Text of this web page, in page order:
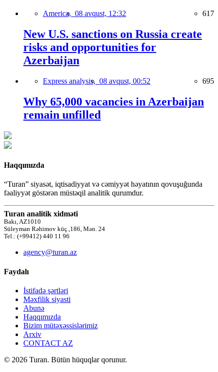
America, 08 avqust, 12:32 617
New U.S. sanctions on Russia create
risks and opportunities for
Azerbaijan
Express analysis, 08 avqust, 00:52 695
Why 65,000 vacancies in Azerbaijan
remain unfilled
Haqqımızda
“Turan” siyasət, iqtisadiyyat və cəmiyyət həyatının qovuşuğunda
fəaliyyət göstərən müstəqil analitik qurumdur.
Turan analitik xidməti
Bakı, AZ1010
Süleyman Rəhimov küç.,186, Mən. 24
Tel.: (+99412) 440 11 96
agency@turan.az
Faydalı
İstifadə şərtləri
Məxfilik siyasti
Abunə
Haqqımızda
Bizim mütəxəssislərimiz
Arxiv
CONTACT AZ
© 2026 Turan. Bütün hüquqlar qorunur.